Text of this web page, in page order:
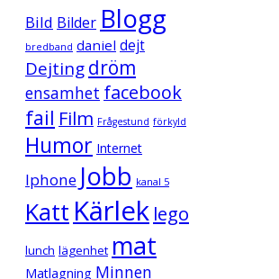
Bild Bilder Blogg
bredband daniel dejt
Dejtingdröm
ensamhet facebook
fail Film Frågestund förkyld
Humor Internet
Iphone Jobb kanal 5
Katt Kärlek lego
lunch lägenhet mat
Matlagning Minnen